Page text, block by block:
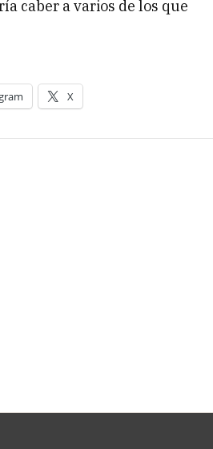
caber a varios de los que
X